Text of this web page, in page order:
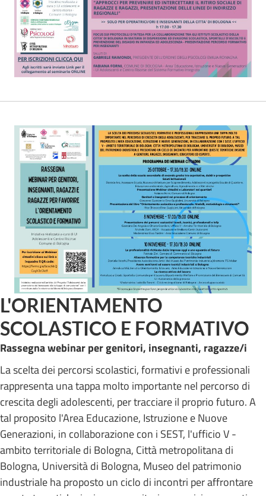
L'ORIENTAMENTO
SCOLASTICO E FORMATIVO
Rassegna webinar per genitori, insegnanti, ragazze/i
La scelta dei percorsi scolastici, formativi e professionali
rappresenta una tappa molto importante nel percorso di
crescita degli adolescenti, per tracciare il proprio futuro. A
tal proposito l'Area Educazione, Istruzione e Nuove
Generazioni, in collaborazione con i SEST, l'ufficio V -
ambito territoriale di Bologna, Città metropolitana di
Bologna, Università di Bologna, Museo del patrimonio
industriale ha proposto un ciclo di incontri per affrontare